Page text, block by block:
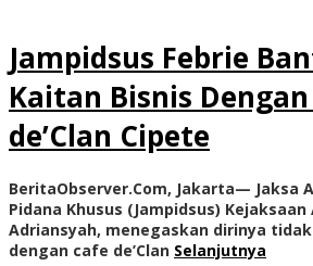
Jampidsus Febrie
Kaitan Bisnis
de’Clan Cipete
BeritaObserver.Com, Jakarta— Jaksa
Pidana Khusus (Jampidsus) Kejaksaan
Adriansyah, menegaskan dirinya
dengan cafe de’Clan Selanjutnya